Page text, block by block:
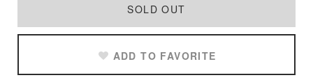
SOLD OUT
ADD TO FAVORITE